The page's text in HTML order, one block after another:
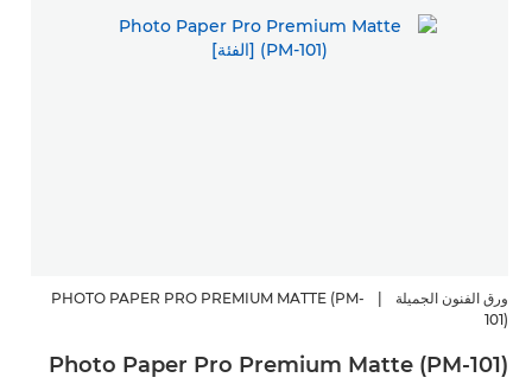
ورق الفنون الجميلة
PHOTO PAPER PRO PREMIUM MATTE (PM-
101)
Photo Paper Pro Premium Matte (PM-101)